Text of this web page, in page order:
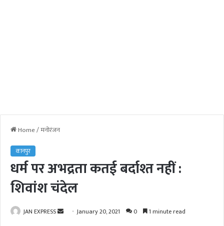
Home/मनोरंजन
कानपुर
धर्म पर अभद्रता कतई बर्दाश्त नहीं :
शिवांश चंदेल
JAN EXPRESS January 20, 2021 0 1 minute read